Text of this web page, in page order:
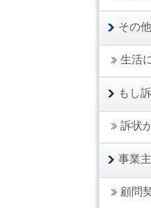
その
生活
もし
訴状
事業
顧問